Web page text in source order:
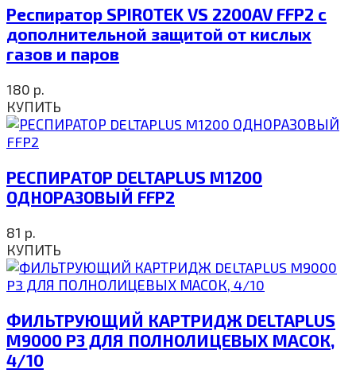
Респиратор SPIROTEK VS 2200AV FFP2 c
дополнительной защитой от кислых
газов и паров
180 р.
КУПИТЬ
РЕСПИРАТОР DELTAPLUS M1200
ОДНОРАЗОВЫЙ FFP2
81 р.
КУПИТЬ
ФИЛЬТРУЮЩИЙ КАРТРИДЖ DELTAPLUS
M9000 P3 ДЛЯ ПОЛНОЛИЦЕВЫХ МАСОК,
4/10